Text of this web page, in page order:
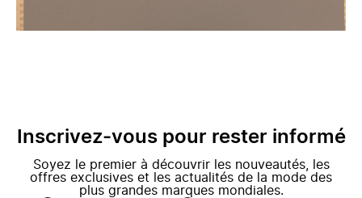
Inscrivez-vous pour rester informé
Soyez le premier à découvrir les nouveautés, les
offres exclusives et les actualités de la mode des
plus grandes marques mondiales.